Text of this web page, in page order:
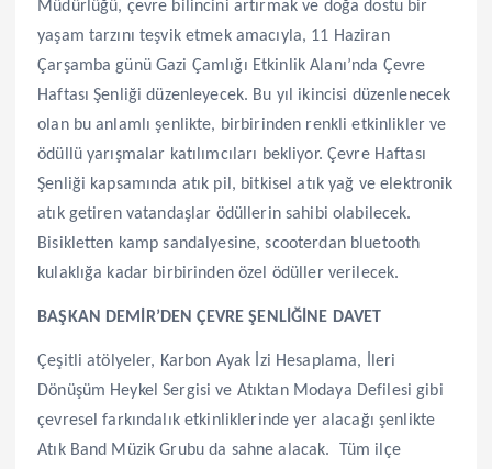
Müdürlüğü, çevre bilincini artırmak ve doğa dostu bir
yaşam tarzını teşvik etmek amacıyla, 11 Haziran
Çarşamba günü Gazi Çamlığı Etkinlik Alanı’nda Çevre
Haftası Şenliği düzenleyecek. Bu yıl ikincisi düzenlenecek
olan bu anlamlı şenlikte, birbirinden renkli etkinlikler ve
ödüllü yarışmalar katılımcıları bekliyor. Çevre Haftası
Şenliği kapsamında atık pil, bitkisel atık yağ ve elektronik
atık getiren vatandaşlar ödüllerin sahibi olabilecek.
Bisikletten kamp sandalyesine, scooterdan bluetooth
kulaklığa kadar birbirinden özel ödüller verilecek.
BAŞKAN DEMİR’DEN ÇEVRE ŞENLİĞİNE DAVET
Çeşitli atölyeler, Karbon Ayak İzi Hesaplama, İleri
Dönüşüm Heykel Sergisi ve Atıktan Modaya Defilesi gibi
çevresel farkındalık etkinliklerinde yer alacağı şenlikte
Atık Band Müzik Grubu da sahne alacak. Tüm ilçe